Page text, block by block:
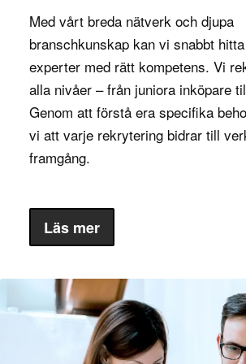
För att lyckas som operativ
gedigen förståelse för
leveranskedjan. Ofta har en
utbildning inom logistik, inköp eller
erfarenhet av att arbeta med inköp
leverantörsrelationer är en stor
stark analytisk förmåga är viktigt,
leverantörer och deras erbjudanden
bästa lösningarna för företaget.
operativa inköparen måste kunna
och villkor med leverantörer för att
kostnadsbesparingar utan att
kvalitet eller leveranssäkerhet.
Med vårt breda nätverk och djupa
branschkunskap kan vi snabbt
experter med rätt kompetens. Vi
alla nivåer – från juniora inköpare
Genom att förstå era specifika
vi att varje rekrytering bidrar till
framgång.
Läs mer